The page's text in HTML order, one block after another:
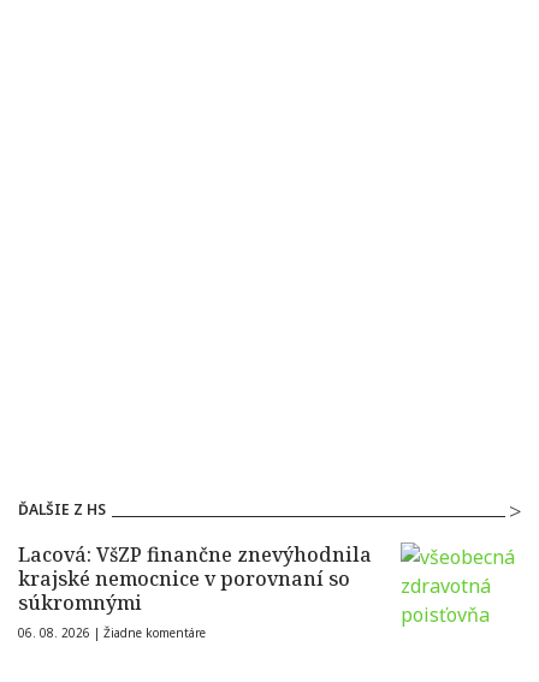
ĎALŠIE Z HS
Lacová: VšZP finančne znevýhodnila
krajské nemocnice v porovnaní so
súkromnými
06. 08. 2026 | Žiadne komentáre